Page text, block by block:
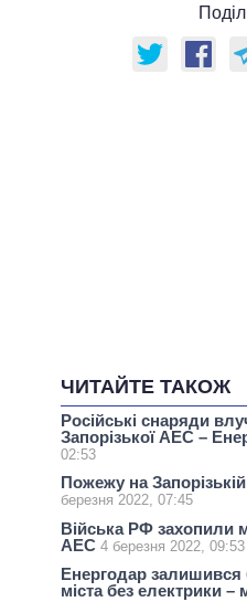
ЧИТАЙТЕ ТАКОЖ
Російські снаряди
Запорізької АЕС –
02:53
Пожежу на
березня 2022, 07:45
Війська РФ захопили
АЕС 4 березня 2022, 09:53
Енергодар залишився
міста без електрики –